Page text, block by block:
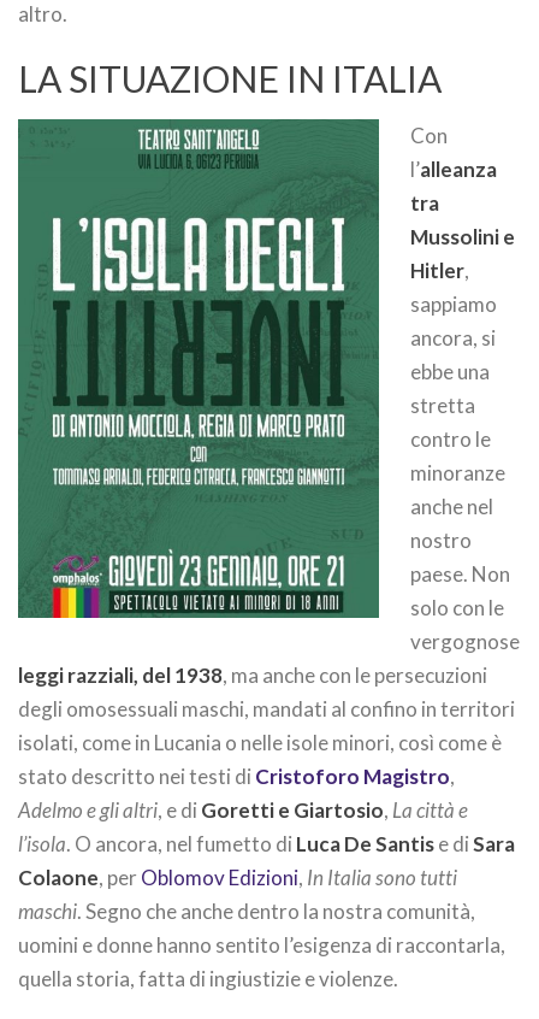
altro.
LA SITUAZIONE IN ITALIA
Con
l’alleanza
tra
Mussolini e
Hitler,
sappiamo
ancora, si
ebbe una
stretta
contro le
minoranze
anche nel
nostro
paese. Non
solo con le
vergognose
leggi razziali, del 1938, ma anche con le persecuzioni
degli omosessuali maschi, mandati al confino in territori
isolati, come in Lucania o nelle isole minori, così come è
stato descritto nei testi di Cristoforo Magistro,
Adelmo e gli altri, e di Goretti e Giartosio, La città e
l’isola. O ancora, nel fumetto di Luca De Santise diSara
Colaone, perOblomov Edizioni, In Italia sono tutti
maschi. Segno che anche dentro la nostra comunità,
uomini e donne hanno sentito l’esigenza di raccontarla,
quella storia, fatta di ingiustizie e violenze.